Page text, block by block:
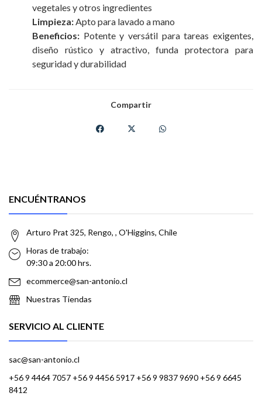
vegetales y otros ingredientes
Limpieza:Apto para lavado a mano
Beneficios: Potente y versátil para tareas exigentes,
diseño rústico y atractivo, funda protectora para
seguridad y durabilidad
Compartir
ENCUÉNTRANOS
Arturo Prat 325, Rengo, , O'Higgins, Chile
Horas de trabajo:
09:30 a 20:00 hrs.
ecommerce@san-antonio.cl
Nuestras Tiendas
SERVICIO AL CLIENTE
sac@san-antonio.cl
+56 9 4464 7057 +56 9 4456 5917 +56 9 9837 9690 +56 9 6645
8412